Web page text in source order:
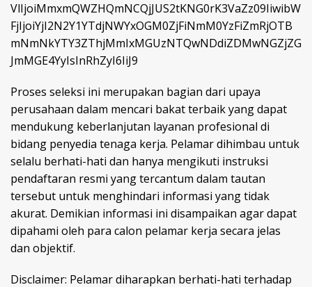
VlIjoiMmxmQWZHQmNCQjJUS2tKNG0rK3VaZz09IiwibW
FjIjoiYjI2N2Y1YTdjNWYxOGM0ZjFiNmM0YzFiZmRjOTB
mNmNkYTY3ZThjMmIxMGUzNTQwNDdiZDMwNGZjZG
JmMGE4YyIsInRhZyI6IiJ9
Proses seleksi ini merupakan bagian dari upaya
perusahaan dalam mencari bakat terbaik yang dapat
mendukung keberlanjutan layanan profesional di
bidang penyedia tenaga kerja. Pelamar dihimbau untuk
selalu berhati-hati dan hanya mengikuti instruksi
pendaftaran resmi yang tercantum dalam tautan
tersebut untuk menghindari informasi yang tidak
akurat. Demikian informasi ini disampaikan agar dapat
dipahami oleh para calon pelamar kerja secara jelas
dan objektif.
Disclaimer: Pelamar diharapkan berhati-hati terhadap